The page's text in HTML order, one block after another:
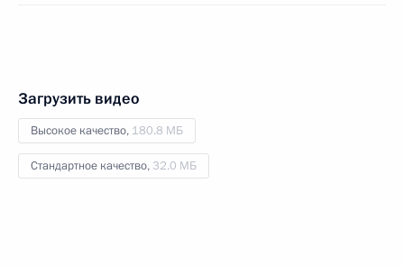
Загрузить видео
Высокое качество, 180.8 МБ
Стандартное качество, 32.0 МБ